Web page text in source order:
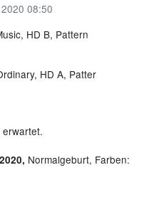
08:50
HD B, Pattern
HD A, Patter
Normalgeburt, Farben: